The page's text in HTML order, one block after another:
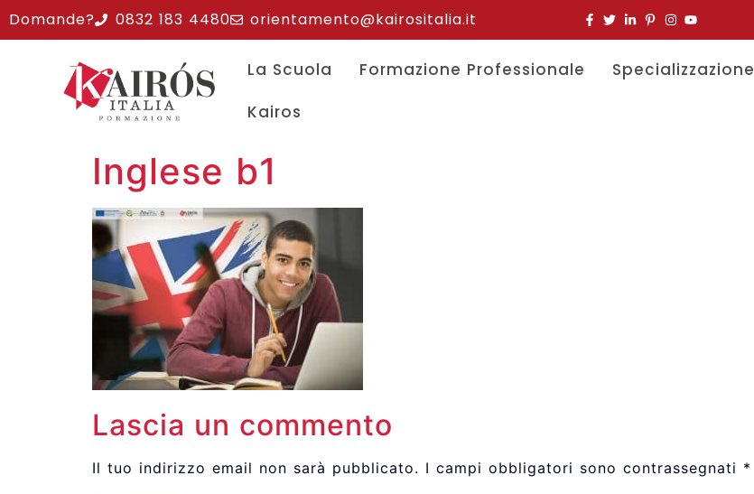
Domande? 0832 183 4480 orientamento@kairositalia.it
La Scuola Formazione Professionale Specializzazione
Kairos
Inglese b1
Lascia un commento
Il tuo indirizzo email non sarà pubblicato. I campi obbligatori sono contrassegnati *